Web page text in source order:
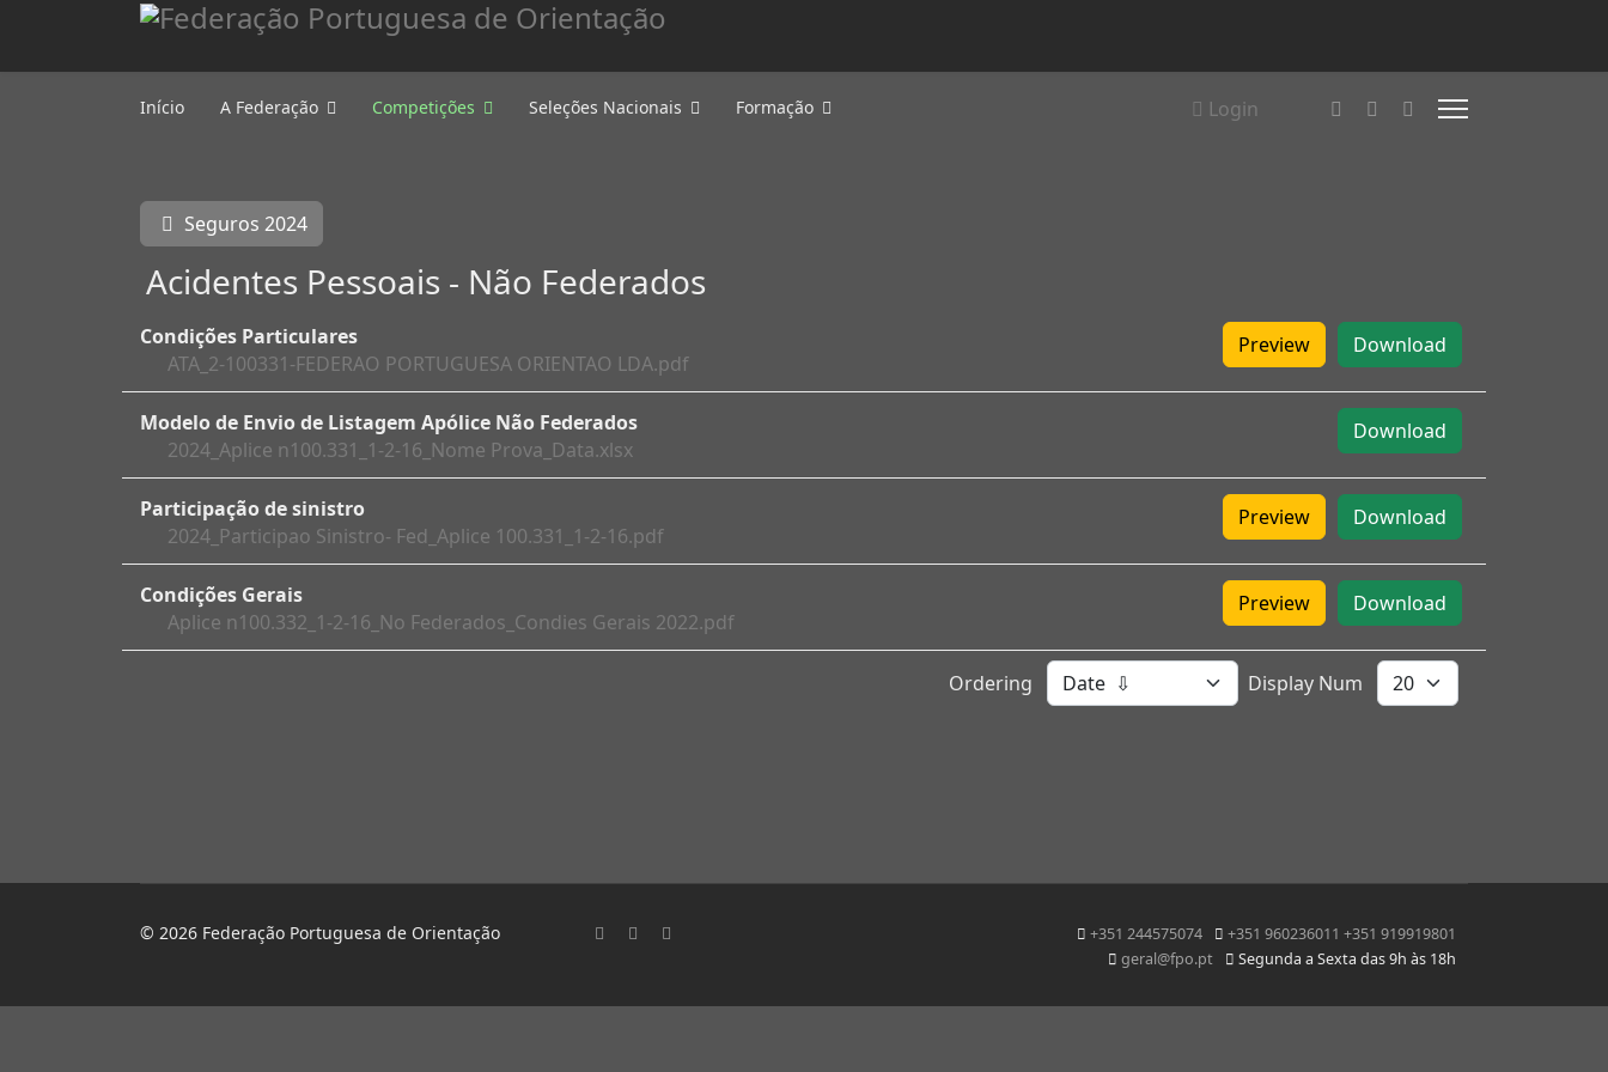
Início A Federação Competições Seleções Nacionais Formação Login
Seguros 2024
Acidentes Pessoais - Não Federados
Condições Particulares
ATA_2-100331-FEDERAO PORTUGUESA ORIENTAO LDA.pdf
Download
Preview
Modelo de Envio de Listagem Apólice Não Federados
2024_Aplice n100.331_1-2-16_Nome Prova_Data.xlsx
Download
Participação de sinistro
2024_Participao Sinistro- Fed_Aplice 100.331_1-2-16.pdf
Download
Preview
Condições Gerais
Aplice n100.332_1-2-16_No Federados_Condies Gerais 2022.pdf
Download
Preview
Ordering Display Num
© 2026 Federação Portuguesa de Orientação +351 244575074
+351 960236011 +351 919919801
geral@fpo.pt
Segunda a Sexta das 9h às 18h